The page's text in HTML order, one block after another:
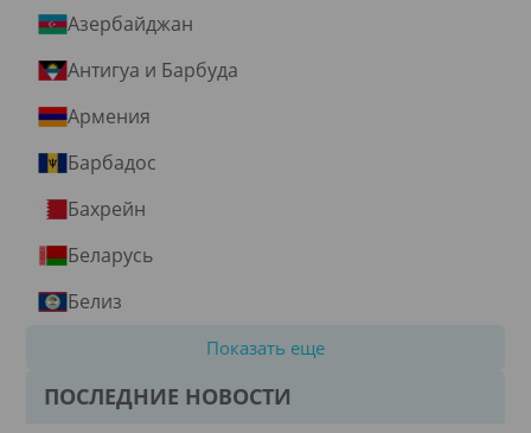
Азербайджан
Антигуа и Барбуда
Армения
Барбадос
Бахрейн
Беларусь
Белиз
Показать еще
ПОСЛЕДНИЕ НОВОСТИ